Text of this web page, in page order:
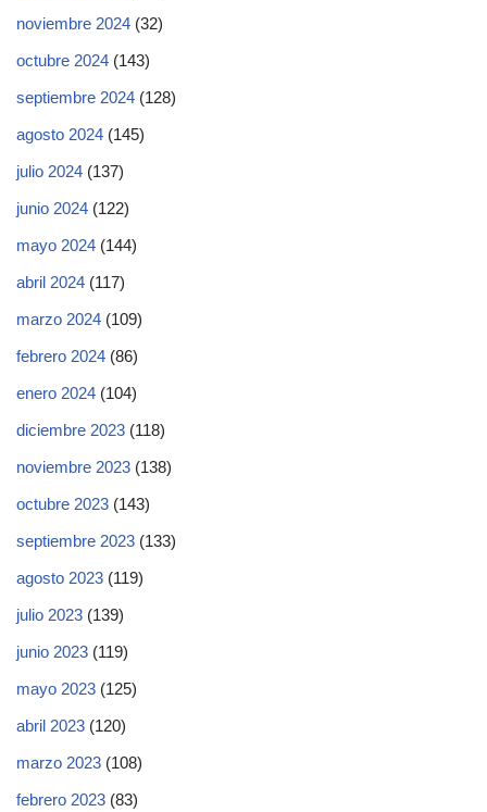
noviembre 2024 (32)
octubre 2024 (143)
septiembre 2024 (128)
agosto 2024 (145)
julio 2024 (137)
junio 2024 (122)
mayo 2024 (144)
abril 2024 (117)
marzo 2024 (109)
febrero 2024 (86)
enero 2024 (104)
diciembre 2023 (118)
noviembre 2023 (138)
octubre 2023 (143)
septiembre 2023 (133)
agosto 2023 (119)
julio 2023 (139)
junio 2023 (119)
mayo 2023 (125)
abril 2023 (120)
marzo 2023 (108)
febrero 2023 (83)